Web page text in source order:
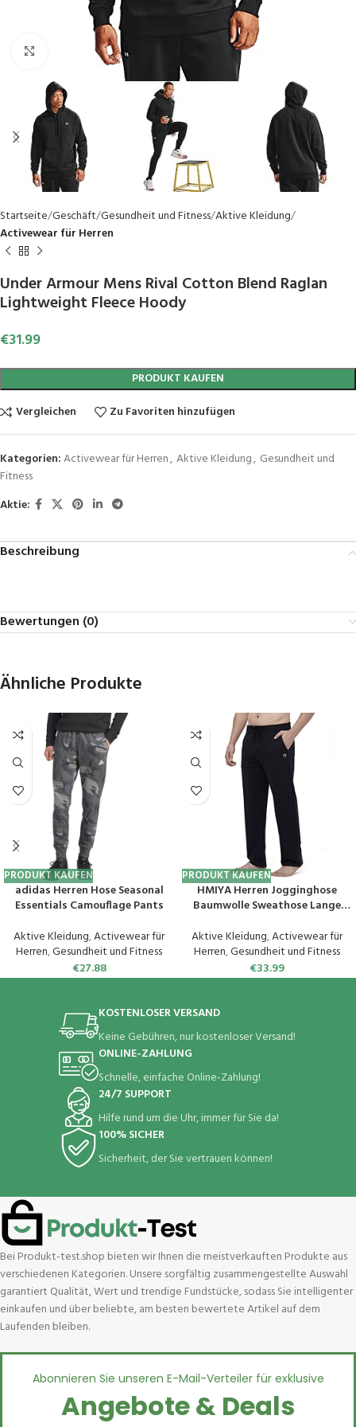
Click to enlarge
Startseite Geschäft Gesundheit und Fitness Aktive Kleidung
Activewear für Herren
Under Armour Mens Rival Cotton Blend Raglan
Lightweight Fleece Hoody
€31.99
PRODUKT KAUFEN
Vergleichen
Zu Favoriten hinzufügen
Kategorien:Activewear für Herren, Aktive Kleidung, Gesundheit und
Fitness
Aktie:
Beschreibung
Bewertungen (0)
Ähnliche Produkte
PRODUKT KAUFEN
adidas Herren Hose Seasonal
Essentials Camouflage Pants
Aktive Kleidung,Activewear für
Herren,Gesundheit und Fitness
€27.88
PRODUKT KAUFEN
HMIYA Herren Jogginghose
Baumwolle Sweathose Lange
Yogahose Klassische
Trainingshose mit Taschen
Aktive Kleidung,Activewear für
Herren,Gesundheit und Fitness
€33.99
KOSTENLOSER VERSAND
Keine Gebühren, nur kostenloser Versand!
ONLINE-ZAHLUNG
Schnelle, einfache Online-Zahlung!
24/7 SUPPORT
Hilfe rund um die Uhr, immer für Sie da!
100% SICHER
Sicherheit, der Sie vertrauen können!
Bei Produkt-test.shop bieten wir Ihnen die meistverkauften Produkte aus
verschiedenen Kategorien. Unsere sorgfältig zusammengestellte Auswahl
garantiert Qualität, Wert und trendige Fundstücke, sodass Sie intelligenter
einkaufen und über beliebte, am besten bewertete Artikel auf dem
Laufenden bleiben.
Abonnieren Sie unseren E-Mail-Verteiler für exklusive
Angebote & Deals